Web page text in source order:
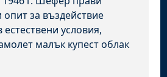
за въздействие
условия,
малък купест облак